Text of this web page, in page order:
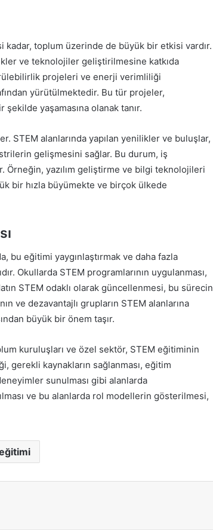
toplum üzerinde de büyük bir etkisi vardır.
ve teknolojiler geliştirilmesine katkıda
projeleri ve enerji verimliliği
yürütülmektedir. Bu tür projeler,
yaşamasına olanak tanır.
STEM alanlarında yapılan yenilikler ve buluşlar,
gelişmesini sağlar. Bu durum, iş
Örneğin, yazılım geliştirme ve bilgi teknolojileri
bir hızla büyümekte ve birçok ülkede
bu eğitimi yaygınlaştırmak ve daha fazla
Okullarda STEM programlarının uygulanması,
STEM odaklı olarak güncellenmesi, bu sürecin
ve dezavantajlı grupların STEM alanlarına
büyük bir önem taşır.
kuruluşları ve özel sektör, STEM eğitiminin
gerekli kaynakların sağlanması, eğitim
sunulması gibi alanlarda
ve bu alanlarda rol modellerin gösterilmesi,